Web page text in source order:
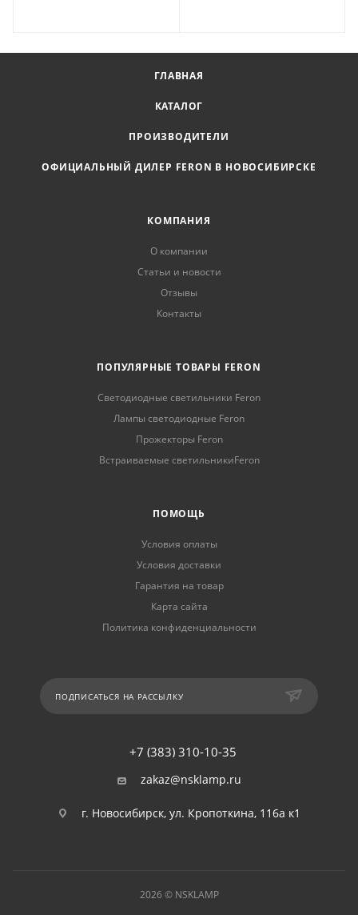
ГЛАВНАЯ
КАТАЛОГ
ПРОИЗВОДИТЕЛИ
ОФИЦИАЛЬНЫЙ ДИЛЕР FERON В НОВОСИБИРСКЕ
КОМПАНИЯ
О компании
Статьи и новости
Отзывы
Контакты
ПОПУЛЯРНЫЕ ТОВАРЫ FERON
Светодиодные светильники Feron
Лампы светодиодные Feron
Прожекторы Feron
Встраиваемые светильникиFeron
ПОМОЩЬ
Условия оплаты
Условия доставки
Гарантия на товар
Карта сайта
Политика конфиденциальности
ПОДПИСАТЬСЯ НА РАССЫЛКУ
+7 (383) 310-10-35
zakaz@nsklamp.ru
г. Новосибирск, ул. Кропоткина, 116а к1
2026 © NSKLAMP